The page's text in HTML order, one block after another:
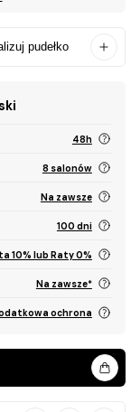
pudełko
48h
8 salonów
Na zawsze
100 dni
10% lub Raty 0%
Na zawsze*
ochrona